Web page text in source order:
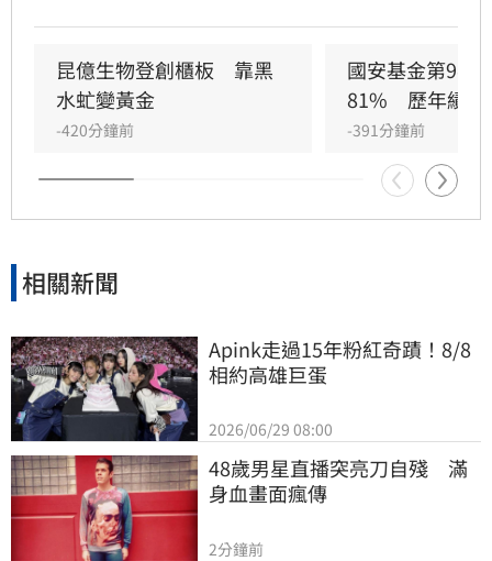
上揚。儘管華邦電連日強勢後今日小幅拉回，但
整體記憶體板塊買氣依舊火熱。分析師指出，在
指數震盪整理之際，資金轉向電子零組件等利基
族群布局，投資人後續需密切關注美股動向及外
資動向，以掌握台股後續走勢與類股輪動節奏，
謹慎應對盤勢波動風險。
昆億生物登創櫃板　靠黑
水虻變黃金
-420分鐘前
國安基金第9次
81%　歷年績效
-391分鐘前
相關新聞
Apink走過15年粉紅奇蹟！8/8
相約高雄巨蛋
2026/06/29 08:00
48歲男星直播突亮刀自殘　滿
身血畫面瘋傳
2分鐘前